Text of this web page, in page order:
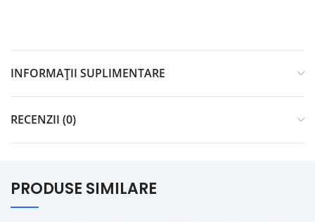
INFORMAȚII SUPLIMENTARE
RECENZII (0)
PRODUSE SIMILARE